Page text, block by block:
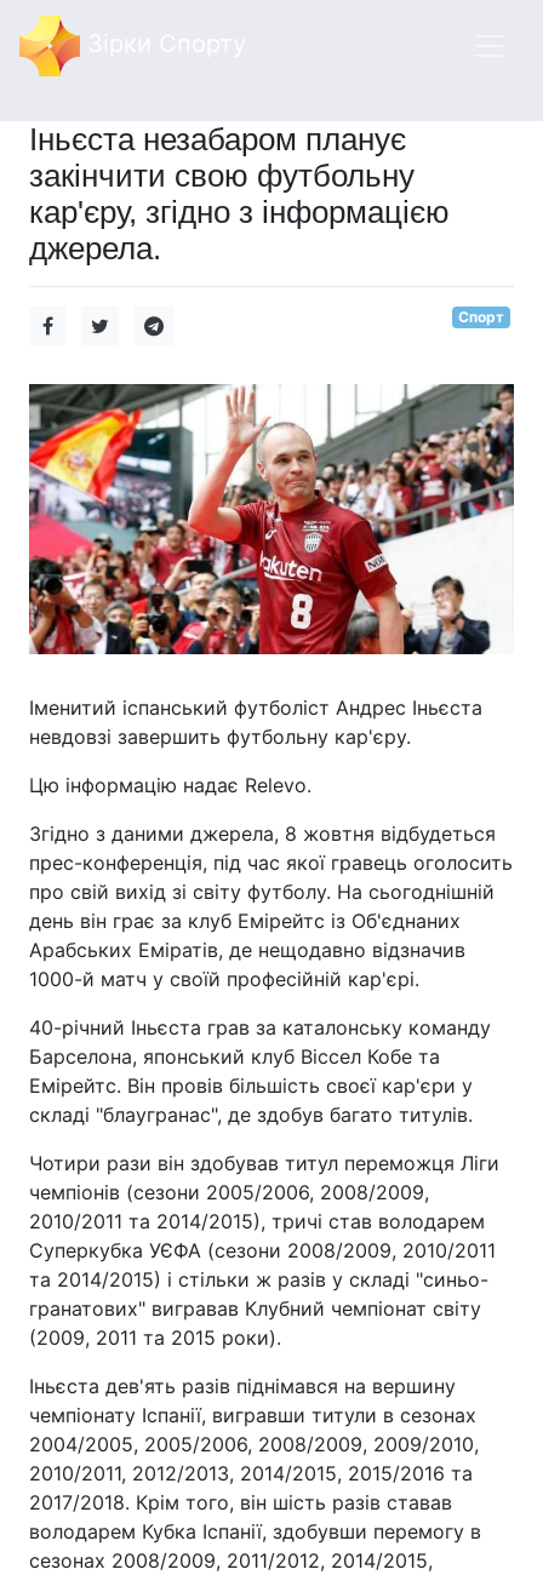
Іньєста незабаром планує
закінчити свою футбольну
кар'єру, згідно з інформацією
джерела.
Спорт
Іменитий іспанський футболіст Андрес Іньєста
невдовзі завершить футбольну кар'єру.
Цю інформацію надає Relevo.
Згідно з даними джерела, 8 жовтня відбудеться
прес-конференція, під час якої гравець оголосить
про свій вихід зі світу футболу. На сьогоднішній
день він грає за клуб Емірейтс із Об'єднаних
Арабських Еміратів, де нещодавно відзначив
1000-й матч у своїй професійній кар'єрі.
40-річний Іньєста грав за каталонську команду
Барселона, японський клуб Віссел Кобе та
Емірейтс. Він провів більшість своєї кар'єри у
складі "блаугранас", де здобув багато титулів.
Чотири рази він здобував титул переможця Ліги
чемпіонів (сезони 2005/2006, 2008/2009,
2010/2011 та 2014/2015), тричі став володарем
Суперкубка УЄФА (сезони 2008/2009, 2010/2011
та 2014/2015) і стільки ж разів у складі "синьо-
гранатових" вигравав Клубний чемпіонат світу
(2009, 2011 та 2015 роки).
Іньєста дев'ять разів піднімався на вершину
чемпіонату Іспанії, вигравши титули в сезонах
2004/2005, 2005/2006, 2008/2009, 2009/2010,
2010/2011, 2012/2013, 2014/2015, 2015/2016 та
2017/2018. Крім того, він шість разів ставав
володарем Кубка Іспанії, здобувши перемогу в
сезонах 2008/2009, 2011/2012, 2014/2015,